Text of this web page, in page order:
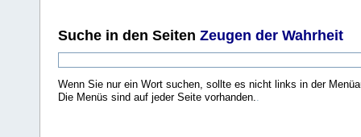
Suche in den Seiten Zeugen der Wahrheit
Wenn Sie nur ein Wort suchen, sollte es nicht links in der
Die Menüs sind auf jeder Seite vorhanden.